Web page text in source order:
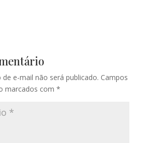
de e-mail não será publicado. Campos
marcados com *